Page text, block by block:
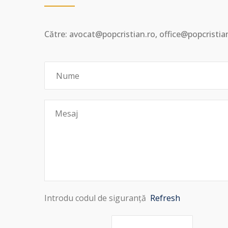
Către: avocat@popcristian.ro,
Introdu codul de siguranță Refresh